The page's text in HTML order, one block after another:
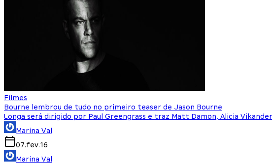
Filmes
Bourne lembrou de tudo no primeiro teaser de Jason Bourne
Longa será dirigido por Paul Greengrass e traz Matt Damon, Alicia
Marina Val
07.fev.16
Marina Val